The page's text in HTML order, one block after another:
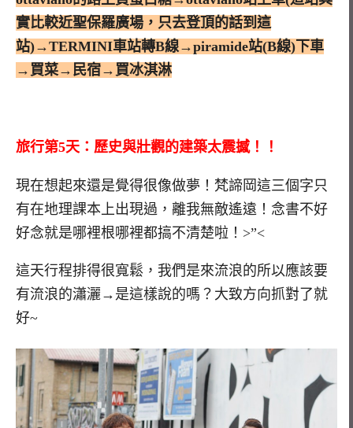
實比較近聖保羅廣場，只去登頂的話到這
站)→TERMINI車站轉B線→piramide站(B線)下車
→買菜→民宿→買冰淇淋
旅行第5天：歷史與壯觀的建築太震撼！！
現在想起來還是覺得很像做夢！梵諦岡這三個字只
有在地理課本上出現過，離我無敵遙遠！念書不好
好念就是哪裡根哪裡都搞不清楚啦！>”<
這天行程排得很寬鬆，我們是來流浪的所以應該要
有流浪的瀟灑→是這樣說的嗎？大致方向抓對了就
好~